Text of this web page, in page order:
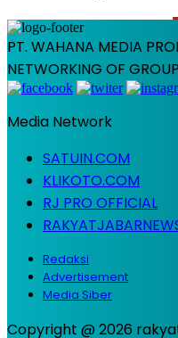
PT. WAHANA MEDIA
NETWORKING OF
Media Network
SATUIN.COM
KLIKOTO.COM
RJ PRO OFFICIAL
Redaksi
Advertisement
Media Siber
Copyright @ 2026